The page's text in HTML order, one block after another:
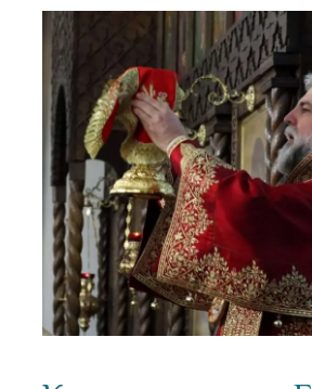
Канонска
посета
Епископа
Григорија
Црквеној
општини
штутгартској